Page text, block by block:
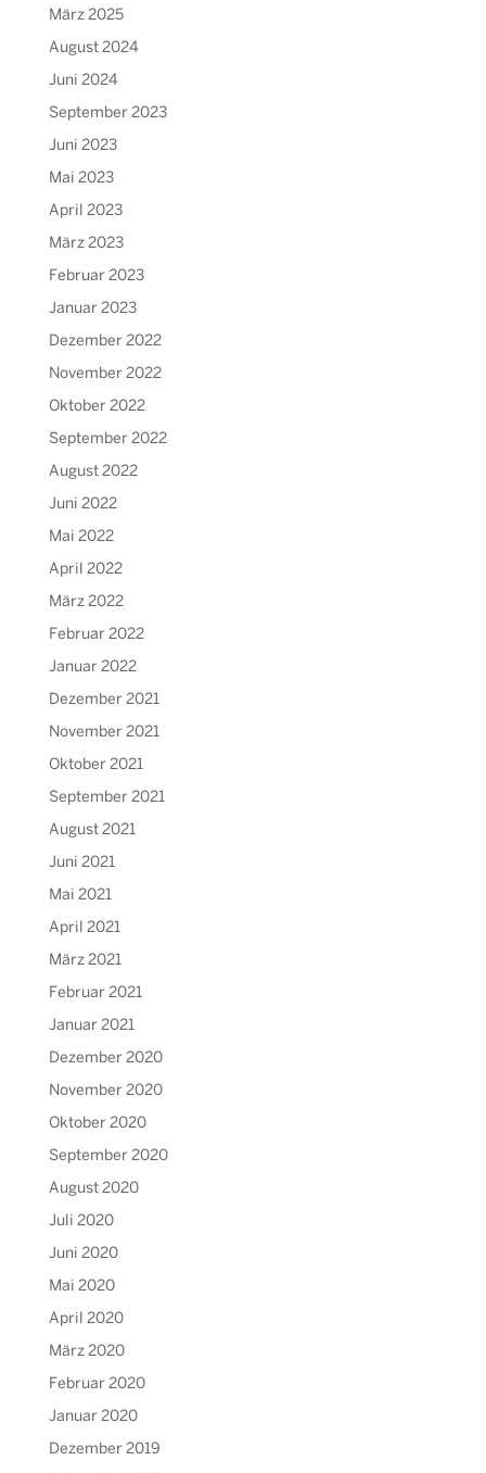
März 2025
August 2024
Juni 2024
September 2023
Juni 2023
Mai 2023
April 2023
März 2023
Februar 2023
Januar 2023
Dezember 2022
November 2022
Oktober 2022
September 2022
August 2022
Juni 2022
Mai 2022
April 2022
März 2022
Februar 2022
Januar 2022
Dezember 2021
November 2021
Oktober 2021
September 2021
August 2021
Juni 2021
Mai 2021
April 2021
März 2021
Februar 2021
Januar 2021
Dezember 2020
November 2020
Oktober 2020
September 2020
August 2020
Juli 2020
Juni 2020
Mai 2020
April 2020
März 2020
Februar 2020
Januar 2020
Dezember 2019